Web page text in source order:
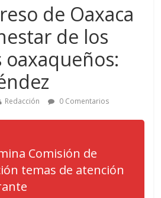
de Oaxaca
de los
Redacción 0 Comentarios
Comisión de
temas de atención